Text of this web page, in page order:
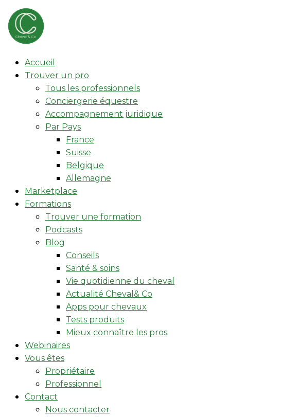
Accueil
Trouver un pro
Tous les professionnels
Conciergerie équestre
Accompagnement juridique
Par Pays
France
Suisse
Belgique
Allemagne
Marketplace
Formations
Trouver une formation
Podcasts
Blog
Conseils
Santé & soins
Vie quotidienne du cheval
Actualité Cheval& Co
Apps pour chevaux
Tests produits
Mieux connaître les pros
Webinaires
Vous êtes
Propriétaire
Professionnel
Contact
Nous contacter